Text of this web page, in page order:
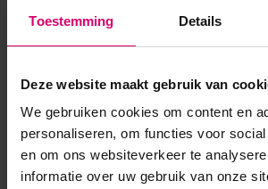
Toestemming Details
Deze website maakt gebruik van
We gebruiken cookies om content en
personaliseren, om functies voor
en om ons websiteverkeer te
informatie over uw gebruik van onze
Product specificaties
Artikelnummer 192
SKU 193